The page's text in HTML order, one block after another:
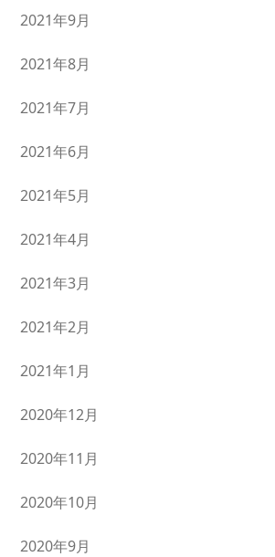
2021年9月
2021年8月
2021年7月
2021年6月
2021年5月
2021年4月
2021年3月
2021年2月
2021年1月
2020年12月
2020年11月
2020年10月
2020年9月